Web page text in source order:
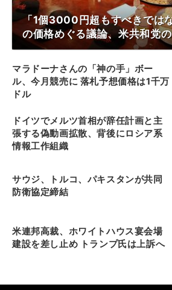
「1個3000円超もすべきでは
の価格めぐる議論、米共和党
マラドーナさんの「神の手」ボー
ル、今月競売に 落札予想価格は1千万
ドル
ドイツでメルツ首相が辞任計画と主
張する偽動画拡散、背後にロシア系
情報工作組織
サウジ、トルコ、パキスタンが共同
防衛協定締結
米連邦高裁、ホワイトハウス宴会場
建設を差し止め トランプ氏は上訴へ